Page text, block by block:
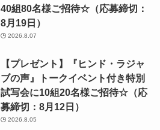
40組80名様ご招待☆（応募締切：
8月19日）
2026.8.07
【プレゼント】『ヒンド・ラジャ
ブの声』トークイベント付き特別
試写会に10組20名様ご招待☆（応
募締切：8月12日）
2026.8.05